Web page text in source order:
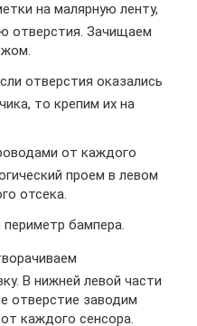
на малярную ленту,
отверстия. Зачищаем
отверстия оказались
то крепим их на
от каждого
проем в левом
отсека.
бампера.
В нижней левой части
отверстие заводим
каждого сенсора.